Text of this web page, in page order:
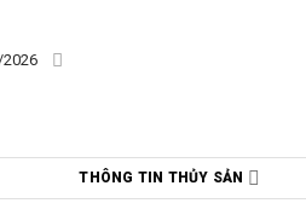
THÔNG TIN THỦY SẢN